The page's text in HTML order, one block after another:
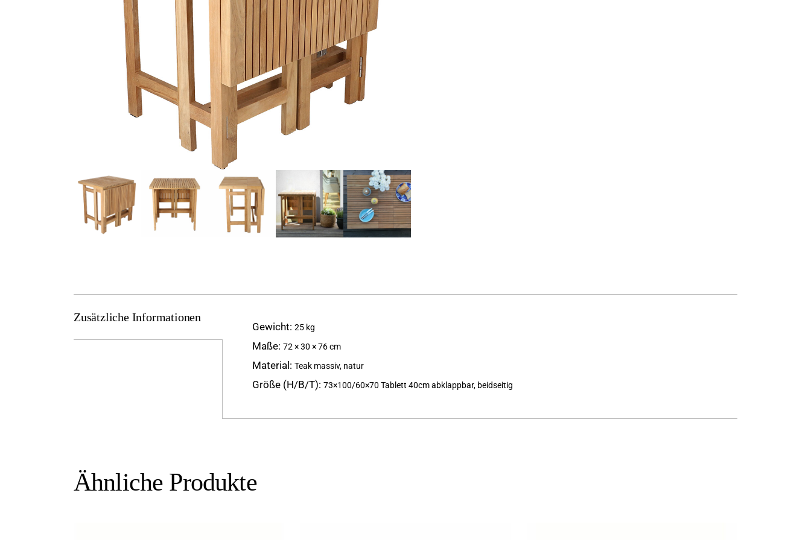
Zusätzliche Informationen
Gewicht 25 kg
Maße 72 × 30 × 76 cm
Material Teak massiv, natur
Größe (H/B/T) 73×100/60×70 Tablett 40cm abklappbar, beidseitig
Ähnliche Produkte